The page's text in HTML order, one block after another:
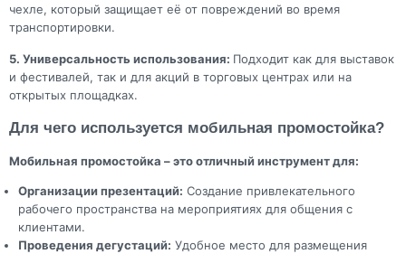
чехле, который защищает её от повреждений во время
транспортировки.
5. Универсальность использования: Подходит как для выставок
и фестивалей, так и для акций в торговых центрах или на
открытых площадках.
Для чего используется мобильная промостойка?
Мобильная промостойка – это отличный инструмент для:
Организации презентаций: Создание привлекательного
рабочего пространства на мероприятиях для общения с
клиентами.
Проведения дегустаций: Удобное место для размещения